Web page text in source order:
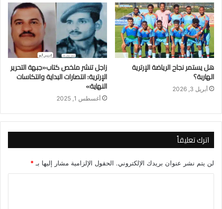
هل يستمر نجاح الرياضة الإرترية
الهاربة؟
أبريل 3, 2026
زاجل تنشر ملخص كتاب«جبهة التحرير
الإرترية: انتصارات البداية وانتكاسات
النهاية»
أغسطس 1, 2025
اترك تعليقاً
لن يتم نشر عنوان بريدك الإلكتروني. الحقول الإلزامية مشار إليها بـ*